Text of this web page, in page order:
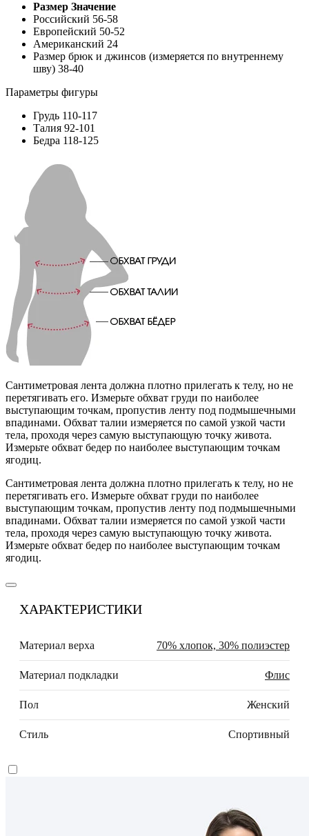
Размер Значение
Российский 56-58
Европейский 50-52
Американский 24
Размер брюк и джинсов (измеряется по внутреннему
шву) 38-40
Параметры фигуры
Грудь 110-117
Талия 92-101
Бедра 118-125
Сантиметровая лента должна плотно прилегать к телу, но не
перетягивать его. Измерьте обхват груди по наиболее
выступающим точкам, пропустив ленту под подмышечными
впадинами. Обхват талии измеряется по самой узкой части
тела, проходя через самую выступающую точку живота.
Измерьте обхват бедер по наиболее выступающим точкам
ягодиц.
Сантиметровая лента должна плотно прилегать к телу, но не
перетягивать его. Измерьте обхват груди по наиболее
выступающим точкам, пропустив ленту под подмышечными
впадинами. Обхват талии измеряется по самой узкой части
тела, проходя через самую выступающую точку живота.
Измерьте обхват бедер по наиболее выступающим точкам
ягодиц.
ХАРАКТЕРИСТИКИ
Материал верха 70% хлопок, 30% полиэстер
Материал подкладки Флис
Пол Женский
Стиль Спортивный